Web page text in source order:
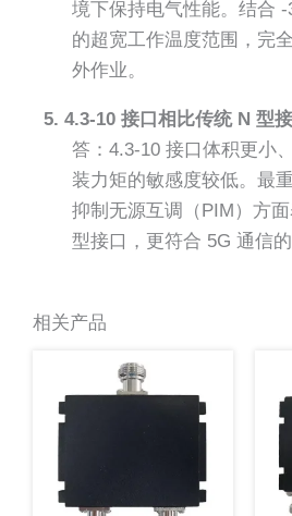
境下保持电气性能。结合 -
的超宽工作温度范围，完
外作业。
5. 4.3-10 接口相比传统 N 型
答：4.3-10 接口体积更小
装力矩的敏感度较低。最
抑制无源互调（PIM）方
型接口，更符合 5G 通信的
相关产品